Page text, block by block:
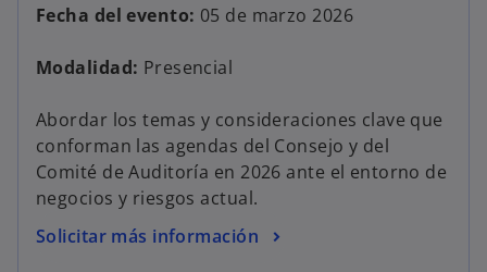
Fecha del evento: 05 de marzo 2026
Modalidad: Presencial
Abordar los temas y consideraciones clave que
conforman las agendas del Consejo y del
Comité de Auditoría en 2026 ante el entorno de
negocios y riesgos actual.
Solicitar más información